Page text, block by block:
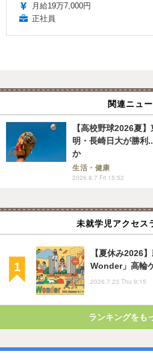
月給19万7,000円
正社員
関連ニュー
【高校野球2026夏
明・長崎日大が勝利
か
生活・健康
2026.8.7 Fri 15:52
未就学児アクセス
【夏休み2026
Wonder」高輪
2026.7.23 Thu 9:15
ランキングをも